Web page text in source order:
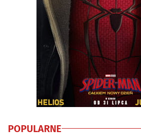
POPULARNE